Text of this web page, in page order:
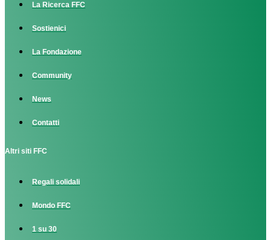
La Ricerca FFC
Sostienici
La Fondazione
Community
News
Contatti
Altri siti FFC
Regali solidali
Mondo FFC
1 su 30